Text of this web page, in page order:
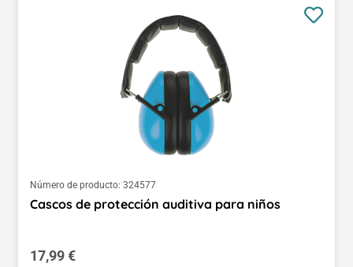
Número de producto: 324577
Cascos de protección auditiva para niños
Precio normal:
17,99 €